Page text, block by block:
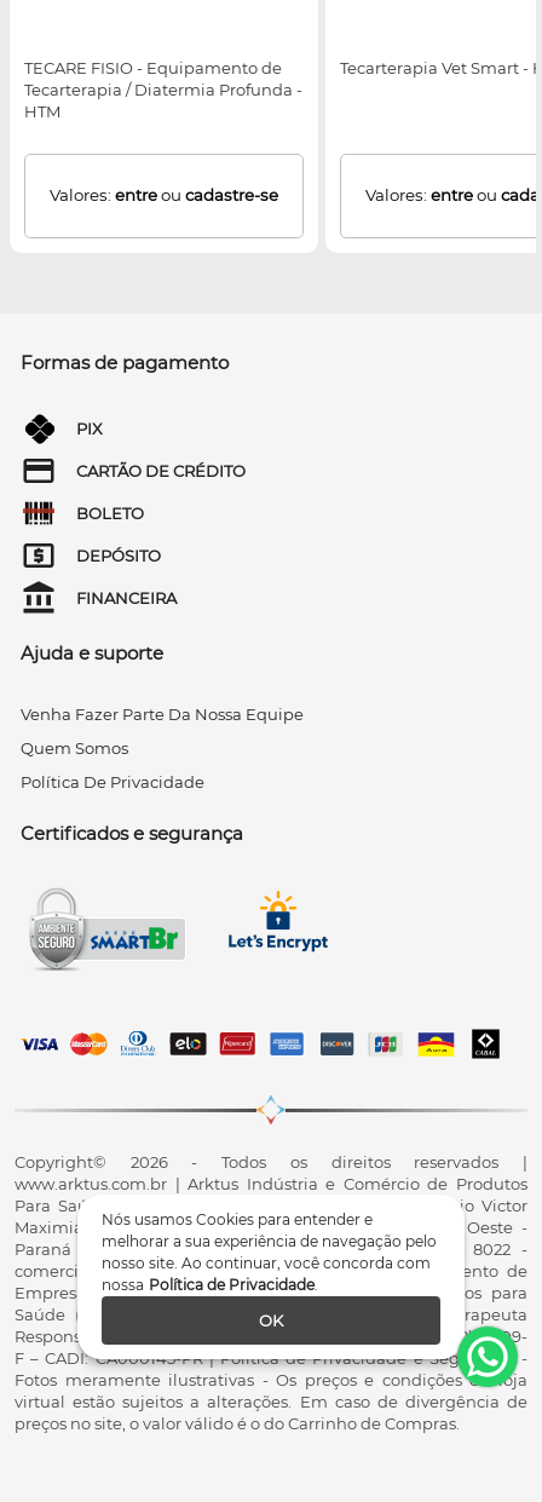
Nós usamos Cookies para entender e
melhorar a sua experiência de navegação pelo
nosso site. Ao continuar, você concorda com
nossa Política de Privacidade.
OK
TECARE FISIO - Equipamento de
Tecarterapia / Diatermia Profunda -
HTM
Valores: entreou cadastre-se
Tecarterapia Vet Smart -
Valores: entreou
Formas de pagamento
PIX
CARTÃO DE CRÉDITO
BOLETO
DEPÓSITO
FINANCEIRA
Ajuda e suporte
Venha Fazer Parte Da Nossa Equipe
Quem Somos
Política De Privacidade
Certificados e segurança
Copyright© 2026 - Todos os direitos reservados |
www.arktus.com.br | Arktus Indústria e Comércio de Produtos
Para Saúde Ltda | CNPJ: 01.417.367/0001-78 | R. Antônio Victor
Maximiano, 107, Parque Industrial II, Santa Tereza do Oeste -
Paraná - CEP 85825-900 - Fale conosco: 0800 200 8022 -
comercial@arktus.com.br | Autorização de Funcionamento de
Empresa - AFE/ANVISA - Para Fabricação de Produtos para
Saúde (Correlatos): 8.02.844-5 (UX418X102741) - Fisioterapeuta
Responsável Técnico Dr. Alex Fernando Zani - Crefito8(PR): 8409-
F – CADI: CA000145-PR | Política de Privacidade e Segurança -
Fotos meramente ilustrativas - Os preços e condições da loja
virtual estão sujeitos a alterações. Em caso de divergência de
preços no site, o valor válido é o do Carrinho de Compras.